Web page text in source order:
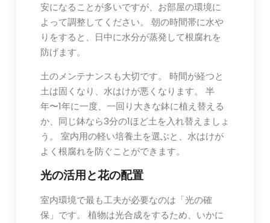
安になることが多いですが、お部屋の環境に
よって調整してください。 朝の時間帯に水や
りをすると、日中に水分が蒸発して根腐れを
防げます。
土のメンテナンスも大切です。 時間が経つと
土は固くなり、水はけが悪くなります。 半
年〜1年に一度、一回り大きな鉢に植え替える
か、同じ鉢なら3分の1ほど土を入れ替えましょ
う。 室内用の軽い培養土を選ぶと、水はけが
よく根腐れを防ぐことができます。
光の活用と花の配置
室内環境で最も工夫が必要なのは「光の確
保」です。 植物は光合成をするため、いかに